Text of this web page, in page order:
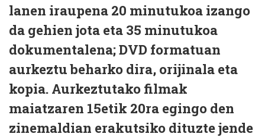
lanen iraupena 20 minutukoa izango
da gehien jota eta 35 minutukoa
dokumentalena; DVD formatuan
aurkeztu beharko dira, orijinala eta
kopia. Aurkeztutako filmak
maiatzaren 15etik 20ra egingo den
zinemaldian erakutsiko dituzte jende